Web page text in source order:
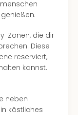
Zonen, die dir
Diese
reserviert,
kannst.
neben
köstliches